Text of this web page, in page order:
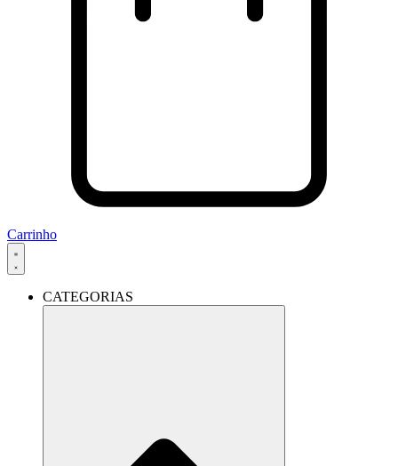
Carrinho
CATEGORIAS